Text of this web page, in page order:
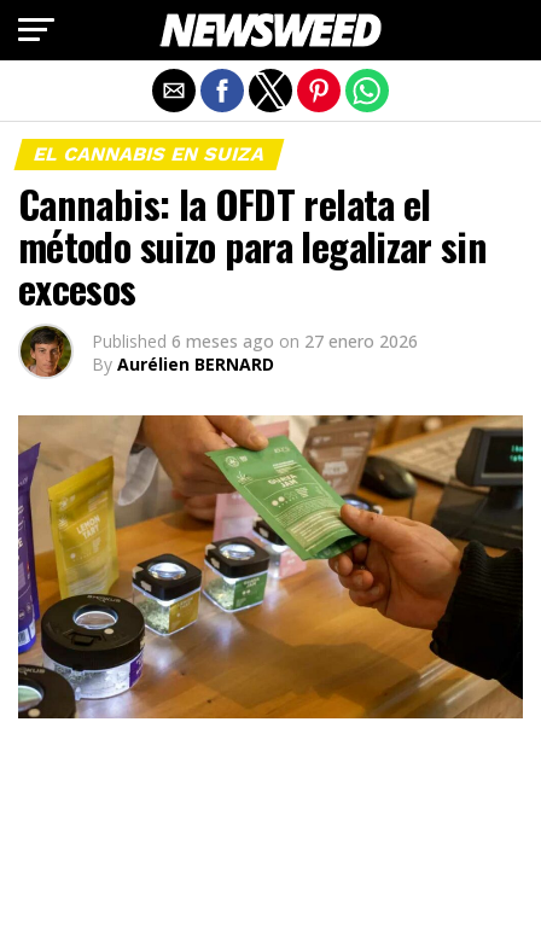
EL CANNABIS EN SUIZA
Cannabis: la OFDT relata el
método suizo para legalizar sin
excesos
Published 6 meses ago on 27 enero 2026
By Aurélien BERNARD
Salir de la versión móvil